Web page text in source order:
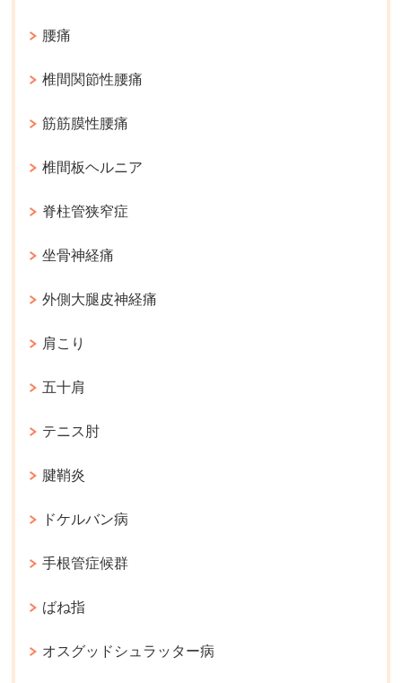
腰痛
椎間関節性腰痛
筋筋膜性腰痛
椎間板ヘルニア
脊柱管狭窄症
坐骨神経痛
外側大腿皮神経痛
肩こり
五十肩
テニス肘
腱鞘炎
ドケルバン病
手根管症候群
ばね指
オスグッドシュラッター病